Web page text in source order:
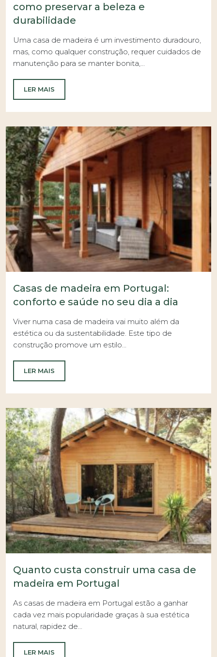
como preservar a beleza e
durabilidade
Uma casa de madeira é um investimento duradouro,
mas, como qualquer construção, requer cuidados de
manutenção para se manter bonita,...
LER MAIS
Casas de madeira em Portugal:
conforto e saúde no seu dia a dia
Viver numa casa de madeira vai muito além da
estética ou da sustentabilidade. Este tipo de
construção promove um estilo...
LER MAIS
Quanto custa construir uma casa de
madeira em Portugal
As casas de madeira em Portugal estão a ganhar
cada vez mais popularidade graças à sua estética
natural, rapidez de...
LER MAIS